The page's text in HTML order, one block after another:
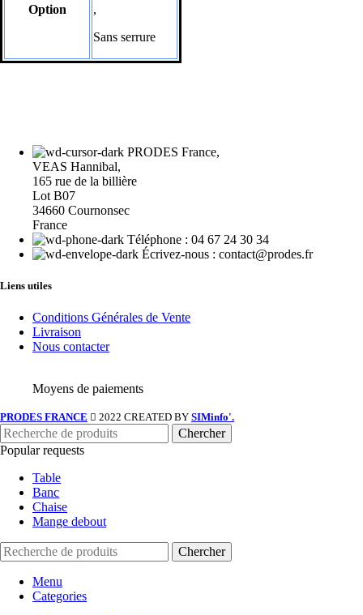
Option
,
Sans serrure
PRODES France,
VEAS Hannibal,
165 rue de la billière
Lot B07
34660 Cournonsec
France
Téléphone : 04 67 24 30 34
Écrivez-nous : contact@prodes.fr
Liens utiles
Conditions Générales de Vente
Livraison
Nous contacter
Moyens de paiements
PRODES FRANCE 2022 CREATED BY SIMinfo'.
Chercher
Popular requests
Table
Banc
Chaise
Mange debout
Chercher
Menu
Categories